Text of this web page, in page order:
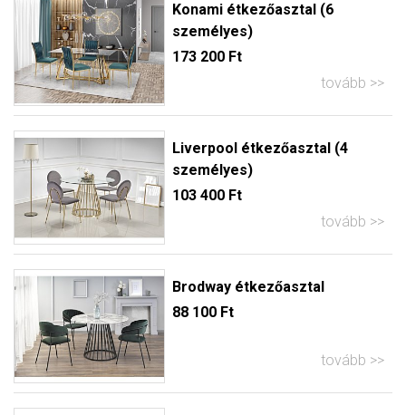
Konami étkezőasztal (6
személyes)
173 200 Ft
tovább
Liverpool étkezőasztal (4
személyes)
103 400 Ft
tovább
Brodway étkezőasztal
88 100 Ft
tovább